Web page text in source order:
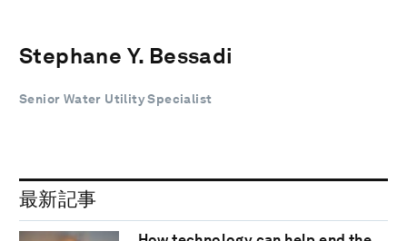
Stephane Y. Bessadi
Senior Water Utility Specialist
最新記事